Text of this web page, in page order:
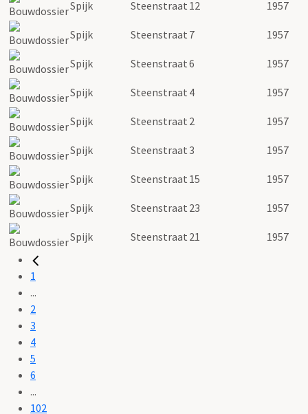
Spijk Steenstraat 12 1957
Spijk Steenstraat 7 1957
Spijk Steenstraat6 1957
Spijk Steenstraat 4 1957
Spijk Steenstraat 2 1957
Spijk Steenstraat3 1957
Spijk Steenstraat 15 1957
Spijk Steenstraat 23 1957
Spijk Steenstraat 21 1957
1
...
2
3
4
5
6
...
102